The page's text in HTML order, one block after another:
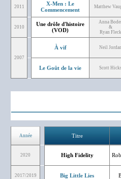
2011
X-Men : Le
Commencement
Matthew
2010
Une drôle d'histoire
(VOD)
Anna
&
Ryan Fleck
2007
À vif Neil Jordan
Le Goût de la vie Scott Hicks
Année Titre
2020 High Fidelity
2017/2019 Big Little Lies